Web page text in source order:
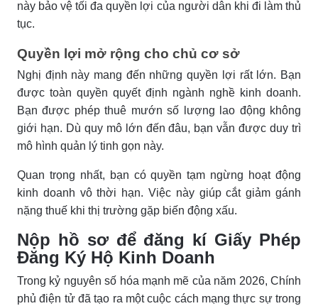
này bảo vệ tối đa quyền lợi của người dân khi đi làm thủ
tục.
Quyền lợi mở rộng cho chủ cơ sở
Nghị định này mang đến những quyền lợi rất lớn. Bạn
được toàn quyền quyết định ngành nghề kinh doanh.
Bạn được phép thuê mướn số lượng lao động không
giới hạn. Dù quy mô lớn đến đâu, bạn vẫn được duy trì
mô hình quản lý tinh gọn này.
Quan trọng nhất, bạn có quyền tạm ngừng hoạt động
kinh doanh vô thời hạn. Việc này giúp cắt giảm gánh
nặng thuế khi thị trường gặp biến động xấu.
Nộp hồ sơ để đăng kí Giấy Phép
Đăng Ký Hộ Kinh Doanh
Trong kỷ nguyên số hóa mạnh mẽ của năm 2026, Chính
phủ điện tử đã tạo ra một cuộc cách mạng thực sự trong